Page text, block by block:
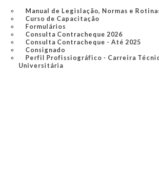
Manual de Legislação, Normas e
Curso de Capacitação
Formulários
Consulta Contracheque 2026
Consulta Contracheque - Até 2025
Consignado
Perfil Profissiográfico - Carreira
Universitária